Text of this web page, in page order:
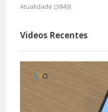
Atualidade (3849)
Videos Recentes